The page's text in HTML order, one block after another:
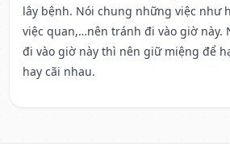
lây bệnh. Nói chung những việc như
việc quan,…nên tránh đi vào giờ này.
đi vào giờ này thì nên giữ miệng để
hay cãi nhau.